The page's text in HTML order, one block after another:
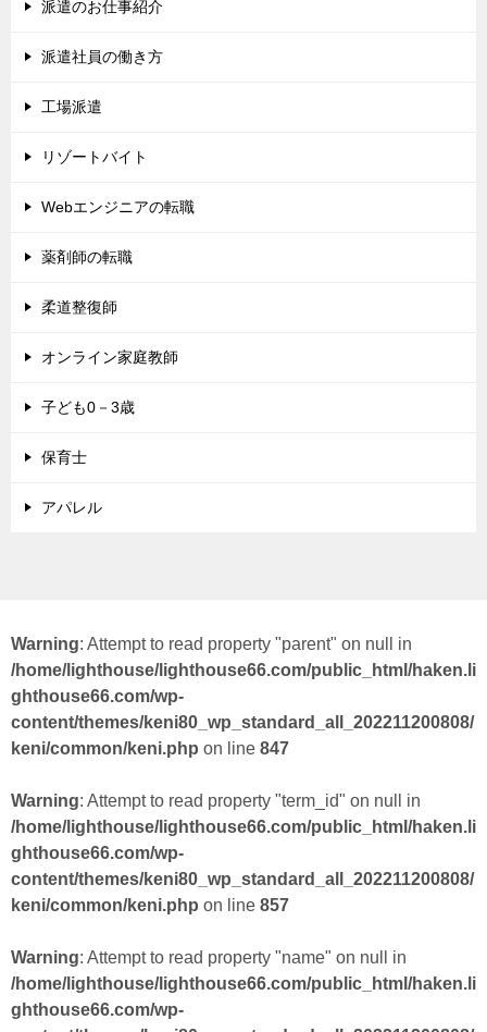
派遣のお仕事紹介
派遣社員の働き方
工場派遣
リゾートバイト
Webエンジニアの転職
薬剤師の転職
柔道整復師
オンライン家庭教師
子ども0－3歳
保育士
アパレル
Warning: Attempt to read property "parent" on null in
/home/lighthouse/lighthouse66.com/public_html/haken.li
ghthouse66.com/wp-
content/themes/keni80_wp_standard_all_202211200808/
keni/common/keni.php on line 847
Warning: Attempt to read property "term_id" on null in
/home/lighthouse/lighthouse66.com/public_html/haken.li
ghthouse66.com/wp-
content/themes/keni80_wp_standard_all_202211200808/
keni/common/keni.php on line 857
Warning: Attempt to read property "name" on null in
/home/lighthouse/lighthouse66.com/public_html/haken.li
ghthouse66.com/wp-